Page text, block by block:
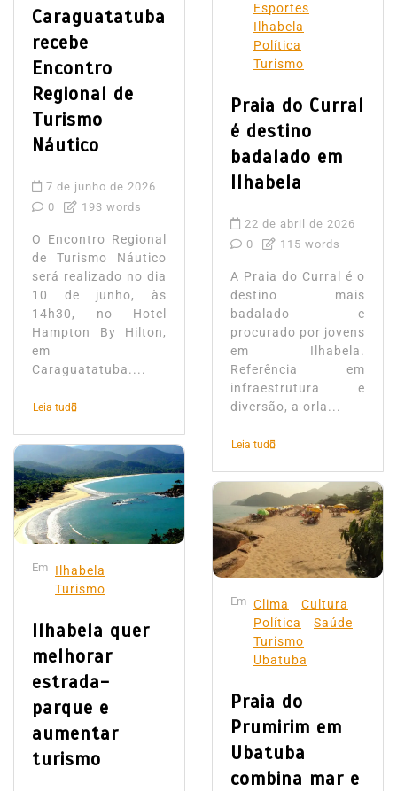
Caraguatatuba
recebe
Encontro
Regional de
Turismo
Náutico
7 de junho de 2026
0
193 words
O Encontro Regional
de Turismo Náutico
será realizado no dia
10 de junho, às
14h30, no Hotel
Hampton By Hilton,
em
Caraguatatuba....
Leia tudo
Em Ilhabela
Turismo
Ilhabela quer
melhorar
estrada-
parque e
aumentar
turismo
Esportes
Ilhabela
Política
Turismo
Praia do Curral
é destino
badalado em
Ilhabela
22 de abril de 2026
0
115 words
A Praia do Curral é o
destino mais
badalado e
procurado por jovens
em Ilhabela.
Referência em
infraestrutura e
diversão, a orla...
Leia tudo
Em Clima
Cultura
Política
Saúde
Turismo
Ubatuba
Praia do
Prumirim em
Ubatuba
combina mar e